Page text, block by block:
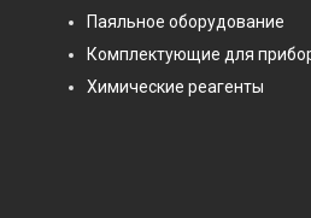
Паяльное оборудование
Комплектующие для
Химические реагенты